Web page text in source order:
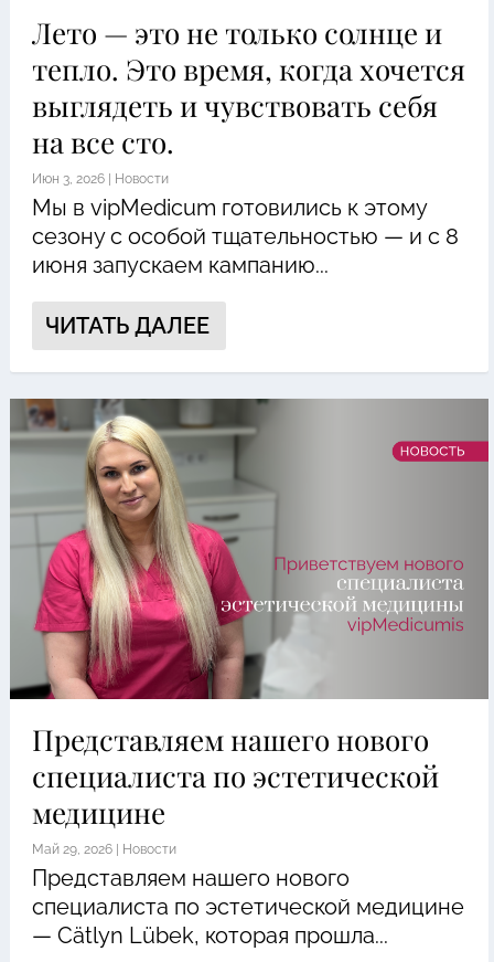
Лето — это не только солнце и
тепло. Это время, когда хочется
выглядеть и чувствовать себя
на все сто.
Июн 3, 2026| Новости
Мы в vipMedicum готовились к этому
сезону с особой тщательностью — и с 8
июня запускаем кампанию...
ЧИТАТЬ ДАЛЕЕ
Представляем нашего нового
специалиста по эстетической
медицине
Май 29, 2026| Новости
Представляем нашего нового
специалиста по эстетической медицине
— Cätlyn Lübek, которая прошла...